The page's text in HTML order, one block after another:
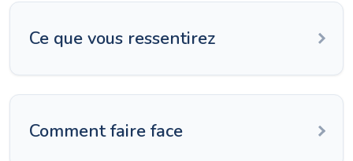
Ce que vous ressentirez
Comment faire face